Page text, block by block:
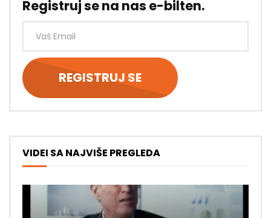
Registruj se na nas e-bilten.
VIDEI SA NAJVIŠE PREGLEDA